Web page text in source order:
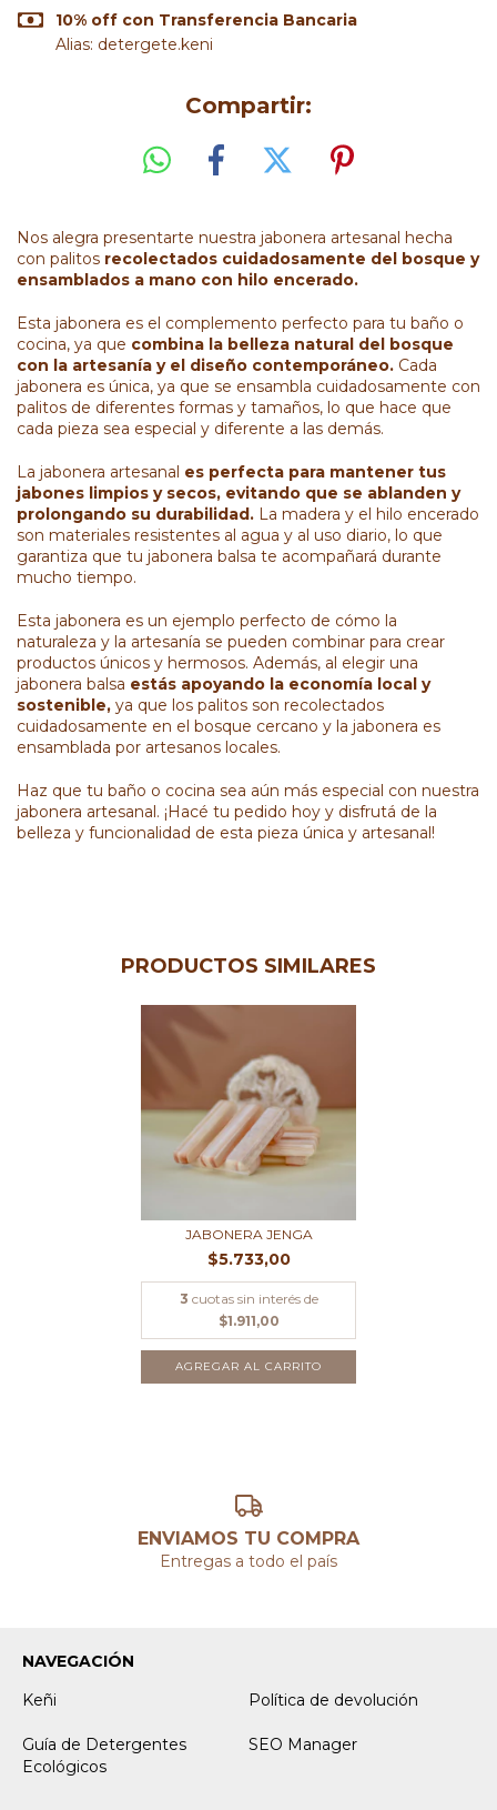
10% off con Transferencia Bancaria
Alias: detergete.keni
Compartir:
Nos alegra presentarte nuestra jabonera artesanal hecha
con palitos recolectados cuidadosamente del bosque y
ensamblados a mano con hilo encerado.
Esta jabonera es el complemento perfecto para tu baño o
cocina, ya que combina la belleza natural del bosque
con la artesanía y el diseño contemporáneo. Cada
jabonera es única, ya que se ensambla cuidadosamente con
palitos de diferentes formas y tamaños, lo que hace que
cada pieza sea especial y diferente a las demás.
La jabonera artesanal es perfecta para mantener tus
jabones limpios y secos, evitando que se ablanden y
prolongando su durabilidad. La madera y el hilo encerado
son materiales resistentes al agua y al uso diario, lo que
garantiza que tu jabonera balsa te acompañará durante
mucho tiempo.
Esta jabonera es un ejemplo perfecto de cómo la
naturaleza y la artesanía se pueden combinar para crear
productos únicos y hermosos. Además, al elegir una
jabonera balsa estás apoyando la economía local y
sostenible, ya que los palitos son recolectados
cuidadosamente en el bosque cercano y la jabonera es
ensamblada por artesanos locales.
Haz que tu baño o cocina sea aún más especial con nuestra
jabonera artesanal. ¡Hacé tu pedido hoy y disfrutá de la
belleza y funcionalidad de esta pieza única y artesanal!
PRODUCTOS SIMILARES
JABONERA JENGA
$5.733,00
3 cuotas sin interés de
$1.911,00
AGREGAR AL CARRITO
ENVIAMOS TU COMPRA
Entregas a todo el país
NAVEGACIÓN
Keñi
Política de devolución
Guía de Detergentes
Ecológicos
SEO Manager